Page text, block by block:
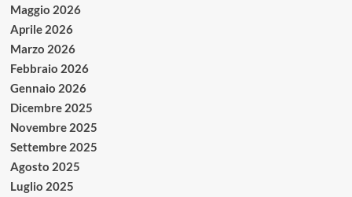
Maggio 2026
Aprile 2026
Marzo 2026
Febbraio 2026
Gennaio 2026
Dicembre 2025
Novembre 2025
Settembre 2025
Agosto 2025
Luglio 2025